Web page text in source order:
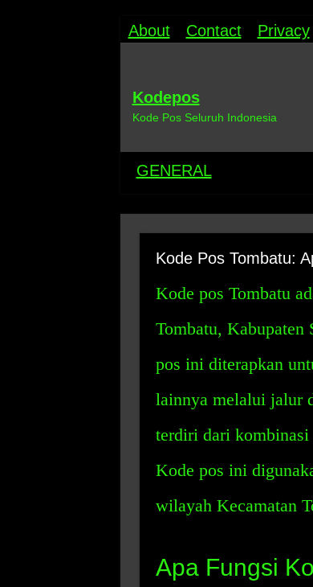
About Contact Privacy
Kodepos
Kode Pos Seluruh Indonesia
GENERAL
Kode Pos Tombatu:
Kode pos Tombatu
Tombatu, Kabupaten
pos ini diterapkan
lainnya melalui jalur
terdiri dari kombinasi
Kode pos ini
wilayah Kecamatan
Apa Fungsi